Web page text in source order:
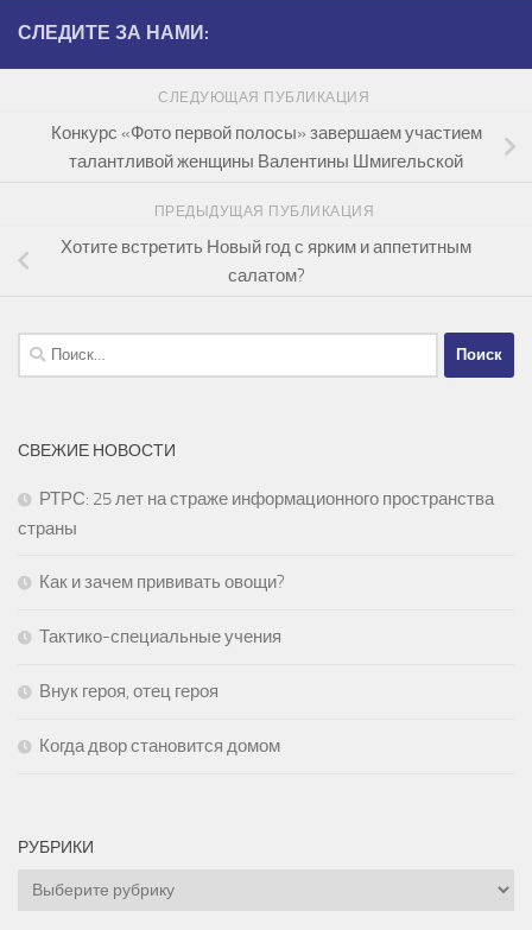
СЛЕДИТЕ ЗА НАМИ:
СЛЕДУЮЩАЯ ПУБЛИКАЦИЯ
Конкурс «Фото первой полосы» завершаем участием
талантливой женщины Валентины Шмигельской
ПРЕДЫДУЩАЯ ПУБЛИКАЦИЯ
Хотите встретить Новый год с ярким и аппетитным
салатом?
Найти:
СВЕЖИЕ НОВОСТИ
РТРС: 25 лет на страже информационного пространства
страны
Как и зачем прививать овощи?
Тактико-специальные учения
Внук героя, отец героя
Когда двор становится домом
РУБРИКИ
Рубрики